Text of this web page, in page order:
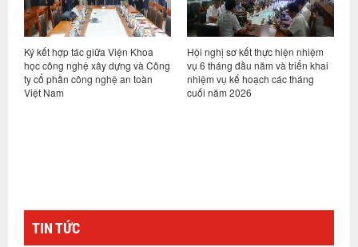
Ký kết hợp tác giữa Viện Khoa
học công nghệ xây dựng và Công
ty cổ phần công nghệ an toàn
Việt Nam
Hội nghị sơ kết thực hiện nhiệm
vụ 6 tháng đầu năm và triển khai
nhiệm vụ kế hoạch các tháng
cuối năm 2026
TIN TỨC